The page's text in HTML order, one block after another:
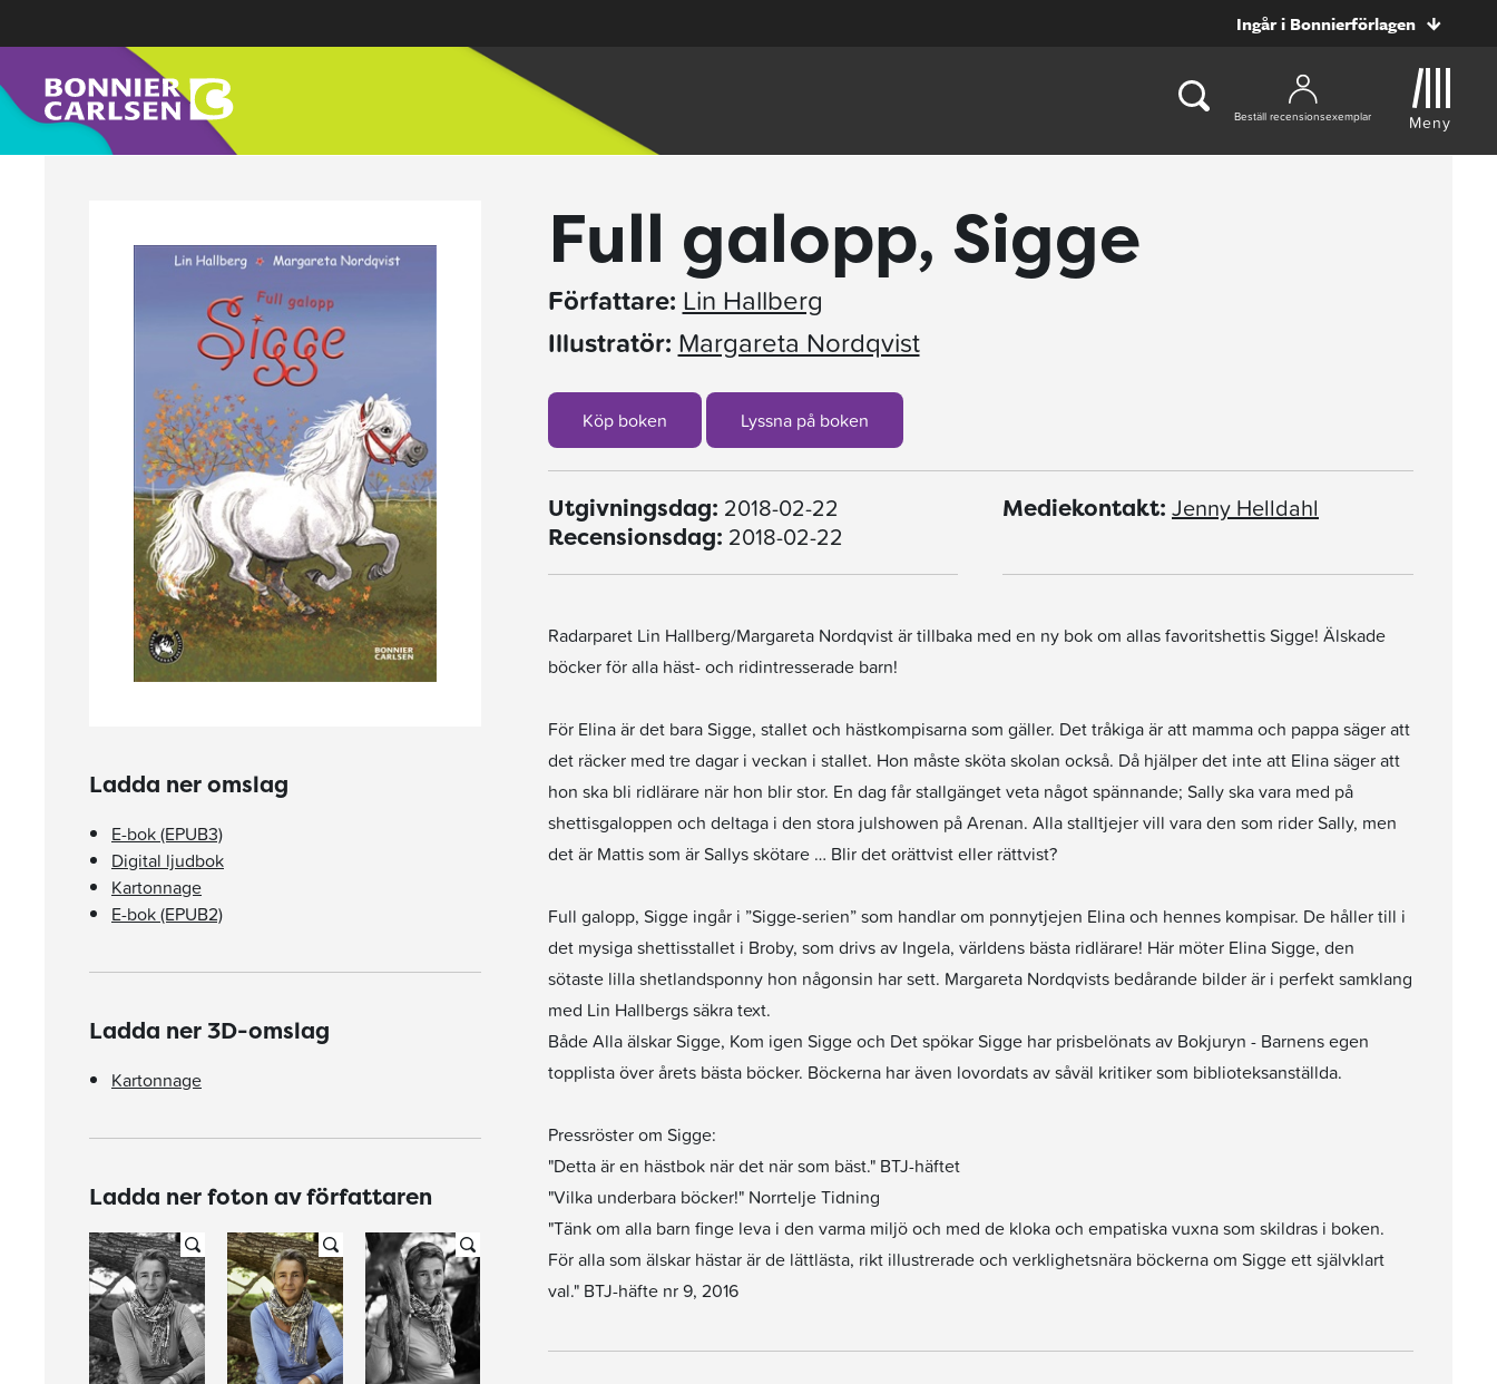
Ingår i Bonnierförlagen
Beställ recensionsexemplar Meny
Ladda ner omslag
E-bok (EPUB3)
Digital ljudbok
Kartonnage
E-bok (EPUB2)
Ladda ner 3D-omslag
Kartonnage
Ladda ner foton av författaren
Full galopp, Sigge
Författare: Lin Hallberg
Illustratör: Margareta Nordqvist
Köp boken Lyssna på boken
Utgivningsdag: 2018-02-22
Recensionsdag: 2018-02-22
Mediekontakt: Jenny Helldahl
Radarparet Lin Hallberg/Margareta Nordqvist är tillbaka med en ny bok om allas favoritshettis Sigge! Älskade
böcker för alla häst- och ridintresserade barn!
För Elina är det bara Sigge, stallet och hästkompisarna som gäller. Det tråkiga är att mamma och pappa säger att
det räcker med tre dagar i veckan i stallet. Hon måste sköta skolan också. Då hjälper det inte att Elina säger att
hon ska bli ridlärare när hon blir stor. En dag får stallgänget veta något spännande; Sally ska vara med på
shettisgaloppen och deltaga i den stora julshowen på Arenan. Alla stalltjejer vill vara den som rider Sally, men
det är Mattis som är Sallys skötare … Blir det orättvist eller rättvist?
Full galopp, Sigge ingår i ”Sigge-serien” som handlar om ponnytjejen Elina och hennes kompisar. De håller till i
det mysiga shettisstallet i Broby, som drivs av Ingela, världens bästa ridlärare! Här möter Elina Sigge, den
sötaste lilla shetlandsponny hon någonsin har sett. Margareta Nordqvists bedårande bilder är i perfekt samklang
med Lin Hallbergs säkra text.
Både Alla älskar Sigge, Kom igen Sigge och Det spökar Sigge har prisbelönats av Bokjuryn - Barnens egen
topplista över årets bästa böcker. Böckerna har även lovordats av såväl kritiker som biblioteksanställda.
Pressröster om Sigge:
"Detta är en hästbok när det när som bäst." BTJ-häftet
"Vilka underbara böcker!" Norrtelje Tidning
"Tänk om alla barn finge leva i den varma miljö och med de kloka och empatiska vuxna som skildras i boken.
För alla som älskar hästar är de lättlästa, rikt illustrerade och verklighetsnära böckerna om Sigge ett självklart
val." BTJ-häfte nr 9, 2016